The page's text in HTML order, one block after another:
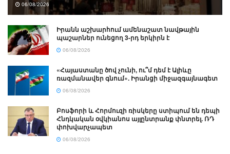
06/08/2026
Իրանն աշխարհում ամենաշատ նավթային
պաշարներ ունեցող 3-րդ երկիրն է
06/08/2026
«Հայաստանը ծով չունի, ու՞մ դեմ է Ալիևը
ռազմանավեր գնում». Իրանցի միջազգայնագետ
06/08/2026
Բոսֆորի և Հորմուզի ռիսկերը ստիպում են դեպի
Հնդկական օվկիանոս այլընտրանք փնտրել. ՌԴ
փոխվարչապետ
06/08/2026